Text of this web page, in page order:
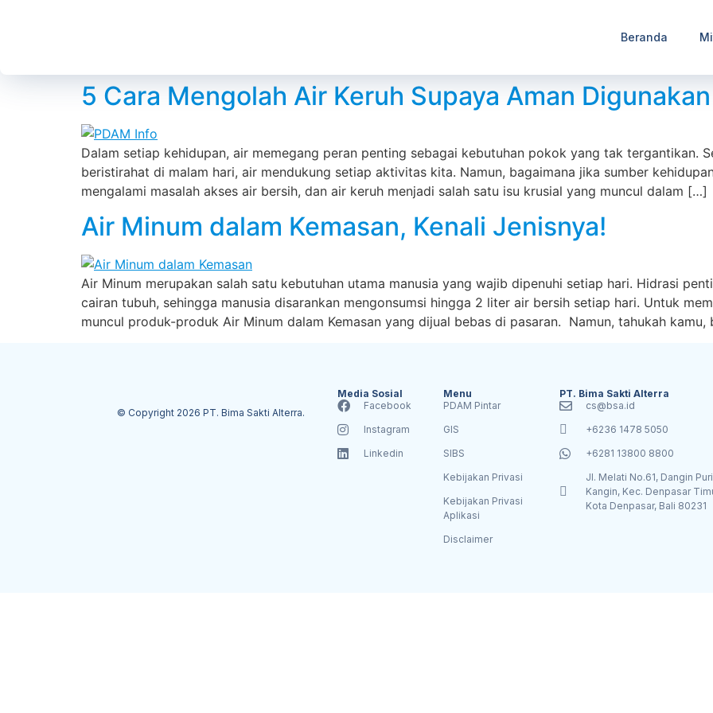
Beranda
5 Cara Mengolah Air Keruh Supaya Aman
Dalam setiap kehidupan, air memegang peran penting sebagai kebutuhan pokok yang tak tergantikan.
beristirahat di malam hari, air mendukung setiap aktivitas kita. Namun, bagaimana jika sumber
mengalami masalah akses air bersih, dan air keruh menjadi salah satu isu krusial yang muncul dalam […]
Air Minum dalam Kemasan, Kenali Jenisnya!
Air Minum merupakan salah satu kebutuhan utama manusia yang wajib dipenuhi setiap hari. Hidrasi
cairan tubuh, sehingga manusia disarankan mengonsumsi hingga 2 liter air bersih setiap hari. Untuk
muncul produk-produk Air Minum dalam Kemasan yang dijual bebas di pasaran. Namun, tahukah
© Copyright 2026 PT. Bima Sakti Alterra.
Media Sosial
Facebook
Instagram
Linkedin
Menu
PDAM Pintar
GIS
SIBS
Kebijakan Privasi
Kebijakan Privasi
Aplikasi
Disclaimer
PT. Bima Sakti Alterra
cs@bsa.id
+6236 1478 5050
+6281 13800 8800
Jl. Melati No.61, Dangin Puri
Kangin, Kec. Denpasar
Kota Denpasar, Bali 80231